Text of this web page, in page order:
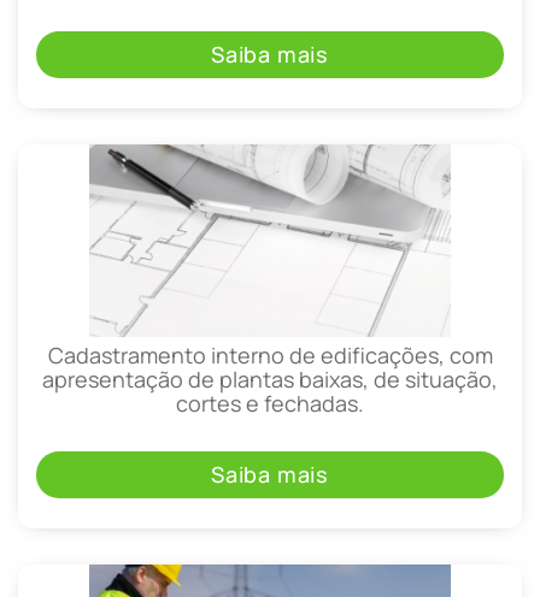
Saiba mais
Cadastramento interno de edificações, com
apresentação de plantas baixas, de situação,
cortes e fechadas.
Saiba mais